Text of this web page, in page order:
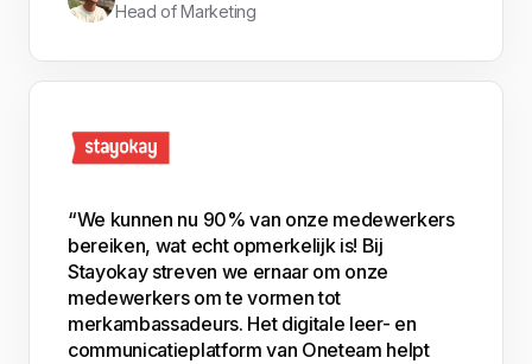
Head of Marketing
“We kunnen nu 90% van onze medewerkers
bereiken, wat echt opmerkelijk is! Bij
Stayokay streven we ernaar om onze
medewerkers om te vormen tot
merkambassadeurs. Het digitale leer- en
communicatieplatform van Oneteam helpt